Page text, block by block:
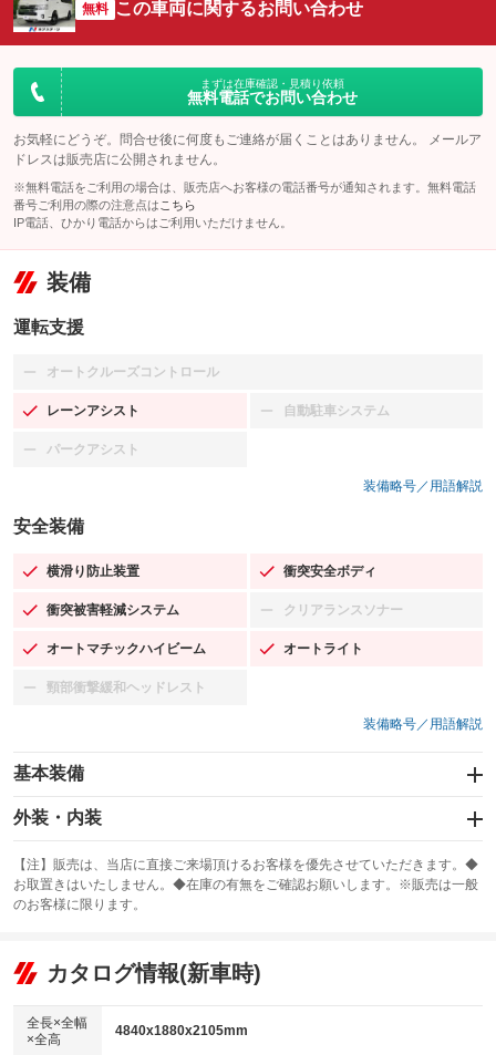
無料 この車両に関するお問い合わせ
まずは在庫確認・見積り依頼
無料電話でお問い合わせ
お気軽にどうぞ。問合せ後に何度もご連絡が届くことはありません。 メールア
ドレスは販売店に公開されません。
※無料電話をご利用の場合は、販売店へお客様の電話番号が通知されます。無料電話
番号ご利用の際の注意点は こちら
IP電話、ひかり電話からはご利用いただけません。
装備
運転支援
オートクルーズコントロール
：装備なし
レーンアシスト
：装備あり 自動駐車システム
：装備なし
パークアシスト
：装備なし
装備略号／用語解説
安全装備
横滑り防止装置
：装備あり 衝突安全ボディ
：装備あり
衝突被害軽減システム
：装備あり クリアランスソナー
：装備なし
オートマチックハイビーム
：装備あり オートライト
：装備あり
頸部衝撃緩和ヘッドレスト
：装備なし
装備略号／用語解説
基本装備
エアバッグ：運転席/助手席
：装備あり
：装備あり
サンルーフ
：装備なし ABS
リフトアップ
：装備なし
：装備なし
パワーウィンドウ
外装・内装
カーナビ：SDナビ
：装備あり
TV：フルセグ
：装備あり
ビジュアル：-／DVD再生
：装備あり
アルミホイール：15インチ
：装備あり
【注】販売は、当店に直接ご来場頂けるお客様を優先させていただきます。◆
お取置きはいたしません。◆在庫の有無をご確認お願いします。※販売は一般
のお客様に限ります。
カタログ情報(新車時)
全長×全幅
×全高
4840x1880x2105mm